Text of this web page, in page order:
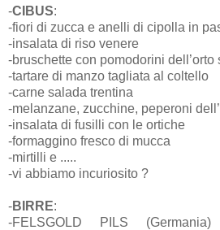
-CIBUS:
-fiori di zucca e anelli di cipolla in
-insalata di riso venere
-bruschette con pomodorini
-tartare di manzo tagliata al coltello
-carne salada trentina
-melanzane, zucchine, peperoni
-insalata di fusilli con le ortiche
-formaggino fresco di mucca
-mirtilli e .....
-vi abbiamo incuriosito ?
-BIRRE:
-FELSGOLD PILS